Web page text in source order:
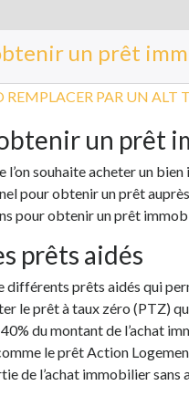
un prêt
un prêt
l’on souhaite acheter un
pour obtenir un prêt
pour obtenir un prêt
prêts aidés
différents prêts aidés qui
le prêt à taux zéro (PTZ)
40% du montant de l’achat
le prêt Action
de l’achat immobilier sans